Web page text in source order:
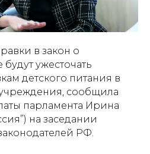
в закон о
будут ужесточать
детского питания в
сообщила
парламента Ирина
на заседании
РФ.